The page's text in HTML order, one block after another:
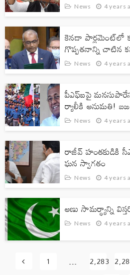
News 4 years
కెనడా
గొప్పతనాన్ని చాటిన
News 4 years
పీఎఫ్ఐపై
ర్యాలీకి అనుమ‌తి!
News 4 years
రాజీవ్ హంతకుడికి
ఘన స్వాగతం
News 4 years
అణు సామర్ధ్యాన్ని
News 4 years
1 … 2,283